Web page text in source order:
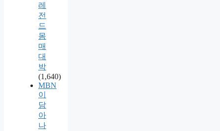
레
전
드
몸
매
대
박
(1,640)
MBN
이
담
아
나